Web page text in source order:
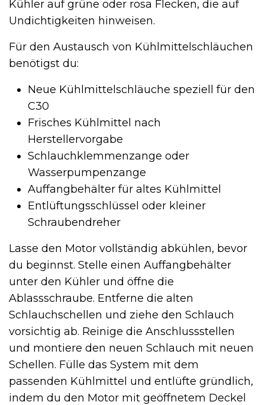
Kühler auf grüne oder rosa Flecken, die auf
Undichtigkeiten hinweisen.
Für den Austausch von Kühlmittelschläuchen
benötigst du:
Neue Kühlmittelschläuche speziell für den
C30
Frisches Kühlmittel nach
Herstellervorgabe
Schlauchklemmenzange oder
Wasserpumpenzange
Auffangbehälter für altes Kühlmittel
Entlüftungsschlüssel oder kleiner
Schraubendreher
Lasse den Motor vollständig abkühlen, bevor
du beginnst. Stelle einen Auffangbehälter
unter den Kühler und öffne die
Ablassschraube. Entferne die alten
Schlauchschellen und ziehe den Schlauch
vorsichtig ab. Reinige die Anschlussstellen
und montiere den neuen Schlauch mit neuen
Schellen. Fülle das System mit dem
passenden Kühlmittel und entlüfte gründlich,
indem du den Motor mit geöffnetem Deckel